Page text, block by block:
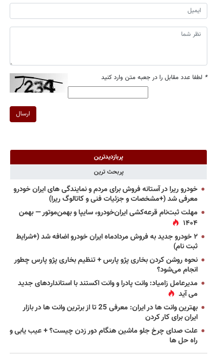
* لطفا عدد مقابل را در جعبه متن وارد کنید
ارسال
پربازدیدترین
پربحث ترین
خودرو ریرا در آستانه فروش برای مردم و نمایندگی های ایران خودرو
معرفی شد (+مشخصات و جزئیات فنی و کاتالوگ ریرا)
مهلت ثبت‌نام قرعه‌کشی ایران‌خودرو، سایپا و بهمن‌موتور — بهمن
۱۴۰۴
۲ خودرو جدید به فروش مردادماه ایران خودرو اضافه شد (+شرایط
ثبت نام)
نحوه روشن کردن بخاری پژو پارس + تنظیم بخاری پژو پارس چطور
انجام می‌شود؟
مدیرعامل زامیاد: وانت پادرا و وانت اکستند با استانداردهای جدید
می آید
بهترین وانت ها در ایران: معرفی 25 تا از برترین وانت ها در بازار
ایران برای کار کردن
علت صدای چرخ جلو ماشین هنگام دور زدن چیست؟ + عیب یابی و
راه حل ها